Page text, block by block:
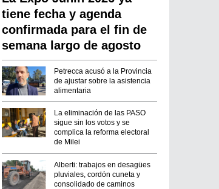
tiene fecha y agenda
confirmada para el fin de
semana largo de agosto
Petrecca acusó a la Provincia
de ajustar sobre la asistencia
alimentaria
La eliminación de las PASO
sigue sin los votos y se
complica la reforma electoral
de Milei
Alberti: trabajos en desagües
pluviales, cordón cuneta y
consolidado de caminos